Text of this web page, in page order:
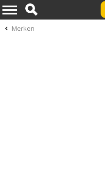
Merken